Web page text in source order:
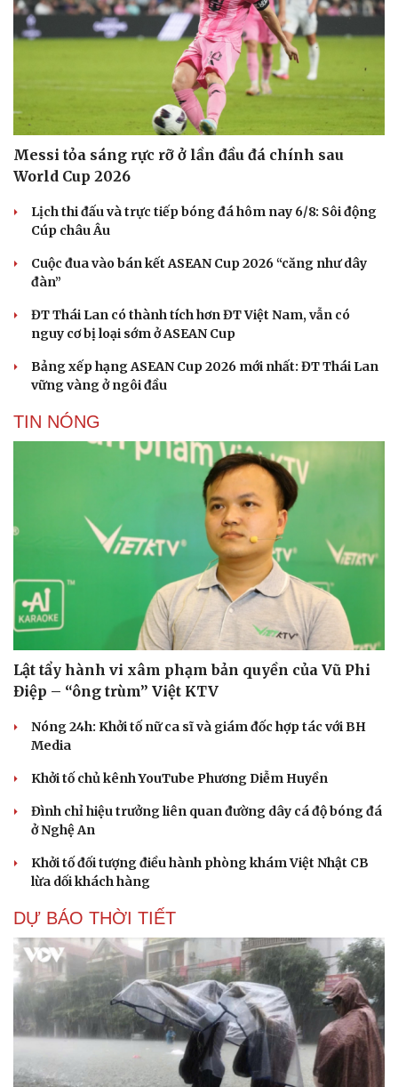
Du lịch
Săn Tour
check-in
Podcast
Kể chuyện cho bé
Hạt giống tâm hồn
Messi tỏa sáng rực rỡ ở lần đầu đá chính sau
World Cup 2026
Lịch thi đấu và trực tiếp bóng đá hôm nay 6/8: Sôi động
Cúp châu Âu
Cuộc đua vào bán kết ASEAN Cup 2026 “căng như dây
đàn”
ĐT Thái Lan có thành tích hơn ĐT Việt Nam, vẫn có
nguy cơ bị loại sớm ở ASEAN Cup
Bảng xếp hạng ASEAN Cup 2026 mới nhất: ĐT Thái Lan
vững vàng ở ngôi đầu
TIN NÓNG
Lật tẩy hành vi xâm phạm bản quyền của Vũ Phi
Điệp – “ông trùm” Việt KTV
Nóng 24h: Khởi tố nữ ca sĩ và giám đốc hợp tác với BH
Media
Khởi tố chủ kênh YouTube Phương Diễm Huyền
Đình chỉ hiệu trưởng liên quan đường dây cá độ bóng đá
ở Nghệ An
Khởi tố đối tượng điều hành phòng khám Việt Nhật CB
lừa dối khách hàng
DỰ BÁO THỜI TIẾT